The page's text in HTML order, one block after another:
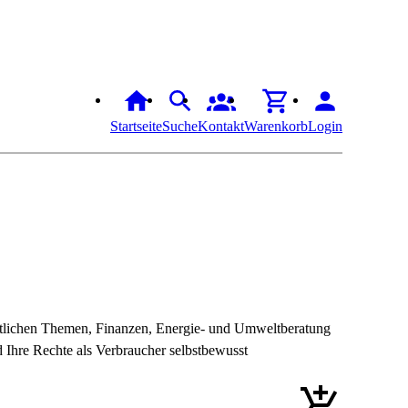
StartseiteSucheKontaktWarenkorbLogin
Themen, Finanzen, Energie- und Umweltberatung
Rechte als Verbraucher selbstbewusst